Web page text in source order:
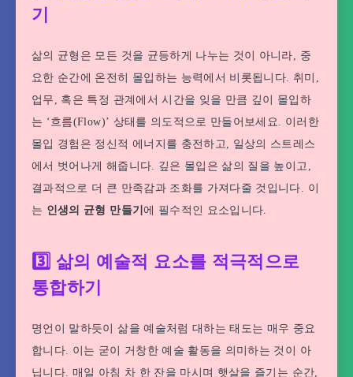
기
삶의 균형은 모든 것을 균등하게 나누는 것이 아니라, 중
요한 순간에 온전히 몰입하는 능력에서 비롯됩니다. 취미,
업무, 혹은 특정 관계에서 시간을 잊을 만큼 깊이 몰입하
는 ‘흐름(Flow)’ 상태를 의도적으로 만들어보세요. 이러한
몰입 경험은 정신적 에너지를 충전하고, 일상의 스트레스
에서 벗어나게 해줍니다. 깊은 몰입은 삶의 질을 높이고,
결과적으로 더 큰 만족감과 조화를 가져다줄 것입니다. 이
는 인생의 균형 만들기에 필수적인 요소입니다.
3️⃣ 삶의 예술적 요소를 적극적으로
통합하기
명언이 말하듯이 삶을 예술처럼 대하는 태도는 매우 중요
합니다. 이는 굳이 거창한 예술 활동을 의미하는 것이 아
닙니다. 매일 아침 차 한 잔을 마시며 햇살을 즐기는 순간,